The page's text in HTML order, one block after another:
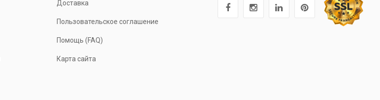
Доставка
Пользовательское соглашение
Помощь (FAQ)
Карта сайта